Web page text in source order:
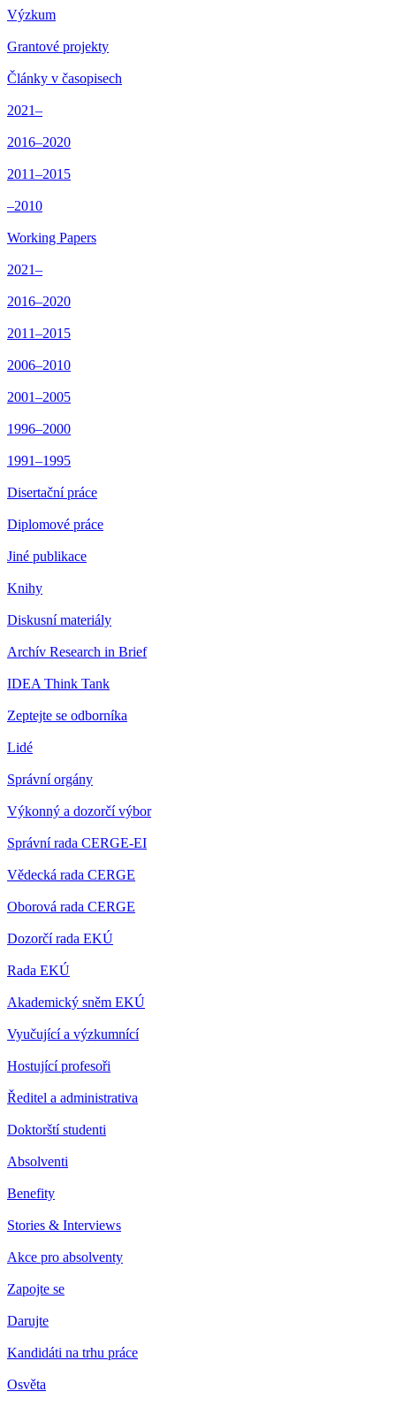
Výzkum
Grantové projekty
Články v časopisech
2021–
2016–2020
2011–2015
–2010
Working Papers
2021–
2016–2020
2011–2015
2006–2010
2001–2005
1996–2000
1991–1995
Disertační práce
Diplomové práce
Jiné publikace
Knihy
Diskusní materiály
Archív Research in Brief
IDEA Think Tank
Zeptejte se odborníka
Lidé
Správní orgány
Výkonný a dozorčí výbor
Správní rada CERGE-EI
Vědecká rada CERGE
Oborová rada CERGE
Dozorčí rada EKÚ
Rada EKÚ
Akademický sněm EKÚ
Vyučující a výzkumnící
Hostující profesoři
Ředitel a administrativa
Doktorští studenti
Absolventi
Benefity
Stories & Interviews
Akce pro absolventy
Zapojte se
Darujte
Kandidáti na trhu práce
Osvěta